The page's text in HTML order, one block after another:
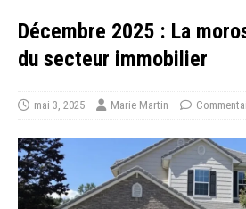
Décembre 2025 : La
du secteur immobilier
mai 3, 2025 Marie Martin